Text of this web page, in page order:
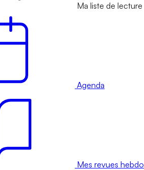
Ma liste de lecture
Agenda
Mes revues hebdo